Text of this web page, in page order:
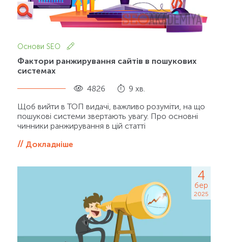
Основи SEO
Фактори ранжирування сайтів в пошукових
системах
4826 9 хв.
Щоб вийти в ТОП видачі, важливо розуміти, на що
пошукові системи звертають увагу. Про основні
чинники ранжирування в цій статті
Докладніше
4
бер
2025